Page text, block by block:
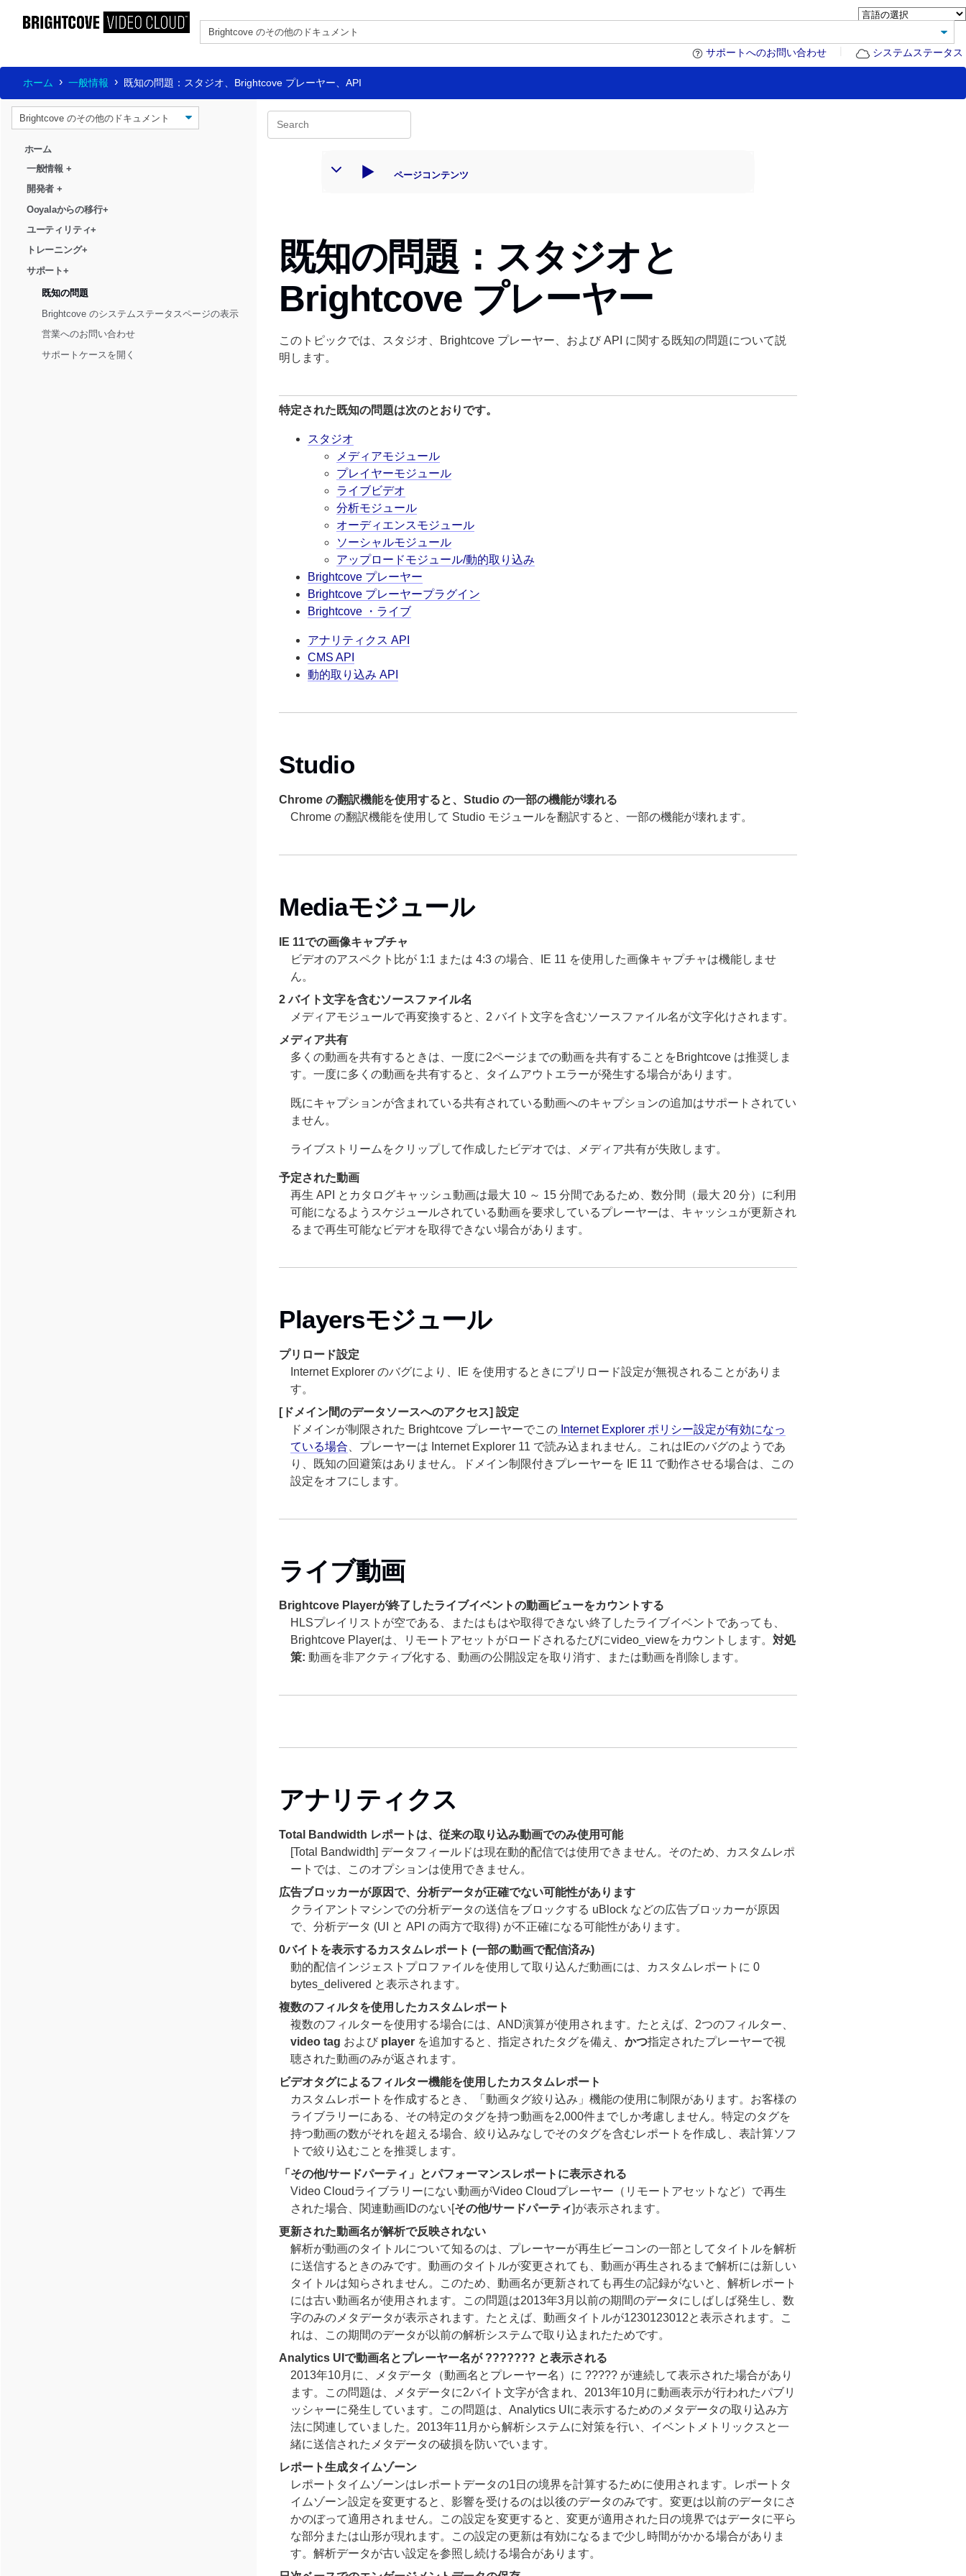
サポートへのお問い合わせ システムステータス
ホーム 一般情報 既知の問題：スタジオ、Brightcove プレーヤー、API
ホーム
一般情報 +
開発者 +
Ooyalaからの移行+
ユーティリティ+
トレーニング+
サポート+
既知の問題
Brightcove のシステムステータスページの表示
営業へのお問い合わせ
サポートケースを開く
ページコンテンツ
既知の問題：スタジオと
Brightcove プレーヤー
このトピックでは、スタジオ、Brightcove プレーヤー、および API に関する既知の問題について説
明します。
特定された既知の問題は次のとおりです。
スタジオ
メディアモジュール
プレイヤーモジュール
ライブビデオ
分析モジュール
オーディエンスモジュール
ソーシャルモジュール
アップロードモジュール/動的取り込み
Brightcove プレーヤー
Brightcove プレーヤープラグイン
Brightcove ・ライブ
アナリティクス API
CMS API
動的取り込み API
Studio
Chrome の翻訳機能を使用すると、Studio の一部の機能が壊れる
Chrome の翻訳機能を使用して Studio モジュールを翻訳すると、一部の機能が壊れます。
Mediaモジュール
IE 11での画像キャプチャ
ビデオのアスペクト比が 1:1 または 4:3 の場合、IE 11 を使用した画像キャプチャは機能しませ
ん。
2 バイト文字を含むソースファイル名
メディアモジュールで再変換すると、2 バイト文字を含むソースファイル名が文字化けされます。
メディア共有
多くの動画を共有するときは、一度に2ページまでの動画を共有することをBrightcove は推奨しま
す。一度に多くの動画を共有すると、タイムアウトエラーが発生する場合があります。
既にキャプションが含まれている共有されている動画へのキャプションの追加はサポートされてい
ません。
ライブストリームをクリップして作成したビデオでは、メディア共有が失敗します。
予定された動画
再生 API とカタログキャッシュ動画は最大 10 ～ 15 分間であるため、数分間（最大 20 分）に利用
可能になるようスケジュールされている動画を要求しているプレーヤーは、キャッシュが更新され
るまで再生可能なビデオを取得できない場合があります。
Playersモジュール
プリロード設定
Internet Explorer のバグにより、IE を使用するときにプリロード設定が無視されることがありま
す。
[ドメイン間のデータソースへのアクセス] 設定
ドメインが制限された Brightcove プレーヤーでこの Internet Explorer ポリシー設定が有効になっ
ている場合 、プレーヤーは Internet Explorer 11 で読み込まれません。これはIEのバグのようであ
り、既知の回避策はありません。ドメイン制限付きプレーヤーを IE 11 で動作させる場合は、この
設定をオフにします。
ライブ動画
Brightcove Playerが終了したライブイベントの動画ビューをカウントする
HLSプレイリストが空である、またはもはや取得できない終了したライブイベントであっても、
Brightcove Playerは、リモートアセットがロードされるたびにvideo_viewをカウントします。 対処
策: 動画を非アクティブ化する、動画の公開設定を取り消す、または動画を削除します。
アナリティクス
Total Bandwidth レポートは、従来の取り込み動画でのみ使用可能
[Total Bandwidth] データフィールドは現在動的配信では使用できません。そのため、カスタムレポ
ートでは、このオプションは使用できません。
広告ブロッカーが原因で、分析データが正確でない可能性があります
クライアントマシンでの分析データの送信をブロックする uBlock などの広告ブロッカーが原因
で、分析データ (UI と API の両方で取得) が不正確になる可能性があります。
0バイトを表示するカスタムレポート (一部の動画で配信済み)
動的配信インジェストプロファイルを使用して取り込んだ動画には、カスタムレポートに 0
bytes_delivered と表示されます。
複数のフィルタを使用したカスタムレポート
複数のフィルターを使用する場合には、AND演算が使用されます。たとえば、2つのフィルター、
video tag および player を追加すると、指定されたタグを備え、 かつ指定されたプレーヤーで視
聴された動画のみが返されます。
ビデオタグによるフィルター機能を使用したカスタムレポート
カスタムレポートを作成するとき、「動画タグ絞り込み」機能の使用に制限があります。お客様の
ライブラリーにある、その特定のタグを持つ動画を2,000件までしか考慮しません。特定のタグを
持つ動画の数がそれを超える場合、絞り込みなしでそのタグを含むレポートを作成し、表計算ソフ
トで絞り込むことを推奨します。
「その他/サードパーティ」
とパフォーマンスレポートに表示される
Video Cloudライブラリーにない動画がVideo Cloudプレーヤー（リモートアセットなど）で再生
された場合、関連動画IDのない[その他/サードパーティ]が表示されます。
更新された動画名が解析で反映されない
解析が動画のタイトルについて知るのは、プレーヤーが再生ビーコンの一部としてタイトルを解析
に送信するときのみです。動画のタイトルが変更されても、動画が再生されるまで解析には新しい
タイトルは知らされません。このため、動画名が更新されても再生の記録がないと、解析レポート
には古い動画名が使用されます。この問題は2013年3月以前の期間のデータにしばしば発生し、数
字のみのメタデータが表示されます。たとえば、動画タイトルが1230123012と表示されます。こ
れは、この期間のデータが以前の解析システムで取り込まれたためです。
Analytics UIで動画名とプレーヤー名が ??????? と表示される
2013年10月に、メタデータ（動画名とプレーヤー名）に ????? が連続して表示された場合があり
ます。この問題は、メタデータに2バイト文字が含まれ、2013年10月に動画表示が行われたパブリ
ッシャーに発生しています。この問題は、Analytics UIに表示するためのメタデータの取り込み方
法に関連していました。2013年11月から解析システムに対策を行い、イベントメトリックスと一
緒に送信されたメタデータの破損を防いでいます。
レポート生成タイムゾーン
レポートタイムゾーンはレポートデータの1日の境界を計算するために使用されます。レポートタ
イムゾーン設定を変更すると、影響を受けるのは以後のデータのみです。変更は以前のデータにさ
かのぼって適用されません。この設定を変更すると、変更が適用された日の境界ではデータに平ら
な部分または山形が現れます。この設定の更新は有効になるまで少し時間がかかる場合がありま
す。解析データが古い設定を参照し続ける場合があります。